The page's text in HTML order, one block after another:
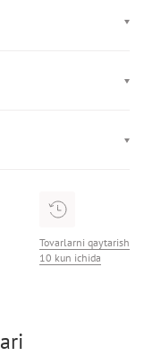
Tovarlarni qaytarish
10 kun ichida